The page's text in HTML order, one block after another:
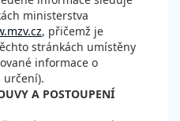
ministerstva
, přičemž je
stránkách umístěny
informace o
určení).
A POSTOUPENÍ